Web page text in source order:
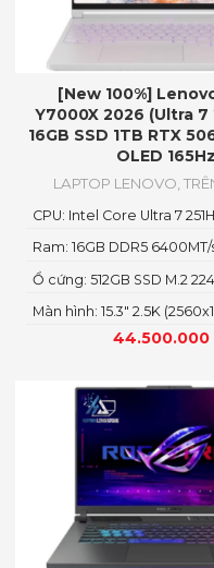
[New 100%]
Y7000X 2026 (Ultra 7
16GB SSD 1TB RTX
OLED
LAPTOP LENOVO ,
44.500.000
Màn hình: 15.3" 2.5K
Ổ cứng: 512GB SSD M.2
Ram: 16GB DDR5 6400MT/
CPU: Intel Core Ultra 7